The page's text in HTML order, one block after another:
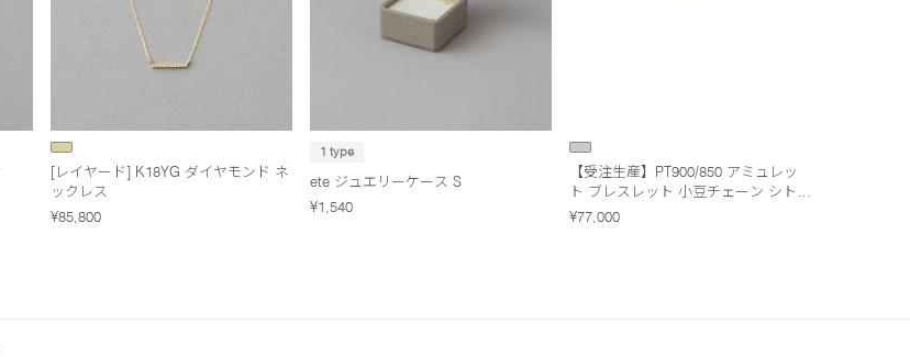
[レイヤード] K18YG ダイヤモンド ネ
ックレス
¥85,800
1 type
ete ジュエリーケース S
¥1,540
【受注生産】PT900/850 アミュレッ
ト ブレスレット 小豆チェーン シトリ
ン
¥77,000